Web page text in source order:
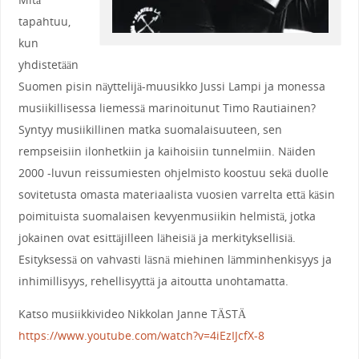
tapahtuu,
kun
yhdistetään
Suomen pisin näyttelijä-muusikko Jussi Lampi ja monessa
musiikillisessa liemessä marinoitunut Timo Rautiainen?
Syntyy musiikillinen matka suomalaisuuteen, sen
rempseisiin ilonhetkiin ja kaihoisiin tunnelmiin. Näiden
2000 -luvun reissumiesten ohjelmisto koostuu sekä duolle
sovitetusta omasta materiaalista vuosien varrelta että käsin
poimituista suomalaisen kevyenmusiikin helmistä, jotka
jokainen ovat esittäjilleen läheisiä ja merkityksellisiä.
Esityksessä on vahvasti läsnä miehinen lämminhenkisyys ja
inhimillisyys, rehellisyyttä ja aitoutta unohtamatta.
Katso musiikkivideo Nikkolan Janne TÄSTÄ
https://www.youtube.com/watch?v=4iEzIJcfX-8